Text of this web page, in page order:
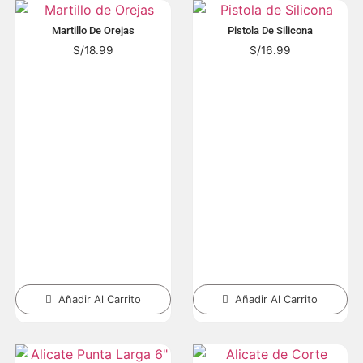
Martillo De Orejas
S/18.99
Añadir Al Carrito
Pistola De Silicona
S/16.99
Añadir Al Carrito